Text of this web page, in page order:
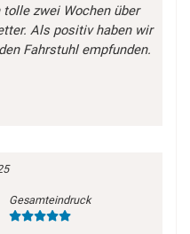
zwei Wochen über
Als positiv haben wir
Fahrstuhl empfunden.
Gesamteindruck